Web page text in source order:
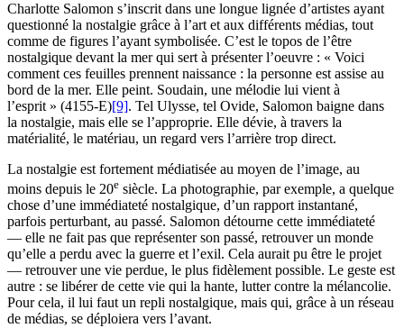
Charlotte Salomon s’inscrit dans une longue lignée d’artistes ayant
questionné la nostalgie grâce à l’art et aux différents médias, tout
comme de figures l’ayant symbolisée. C’est le topos de l’être
nostalgique devant la mer qui sert à présenter l’oeuvre : « Voici
comment ces feuilles prennent naissance : la personne est assise au
bord de la mer. Elle peint. Soudain, une mélodie lui vient à
l’esprit » (4155-E)[9]. Tel Ulysse, tel Ovide, Salomon baigne dans
la nostalgie, mais elle se l’approprie. Elle dévie, à travers la
matérialité, le matériau, un regard vers l’arrière trop direct.
La nostalgie est fortement médiatisée au moyen de l’image, au
moins depuis le 20e siècle. La photographie, par exemple, a quelque
chose d’une immédiateté nostalgique, d’un rapport instantané,
parfois perturbant, au passé. Salomon détourne cette immédiateté
— elle ne fait pas que représenter son passé, retrouver un monde
qu’elle a perdu avec la guerre et l’exil. Cela aurait pu être le projet
— retrouver une vie perdue, le plus fidèlement possible. Le geste est
autre : se libérer de cette vie qui la hante, lutter contre la mélancolie.
Pour cela, il lui faut un repli nostalgique, mais qui, grâce à un réseau
de médias, se déploiera vers l’avant.